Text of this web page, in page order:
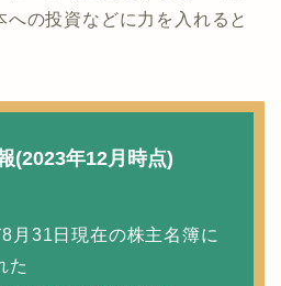
の投資などに力を入れると
(2023年12月時点)
月31日現在の株主名簿に
た